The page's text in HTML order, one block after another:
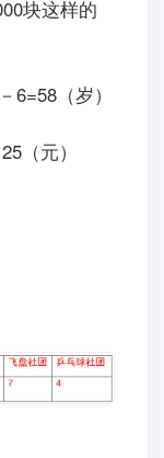
块这样的
（岁）
元）